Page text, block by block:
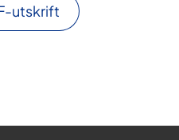
utskrift